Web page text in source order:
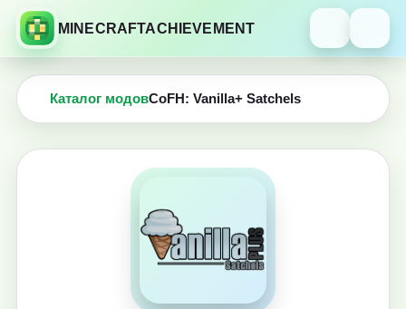
MINECRAFTACHIEVEMENT
Каталог модовCoFH: Vanilla+ Satchels